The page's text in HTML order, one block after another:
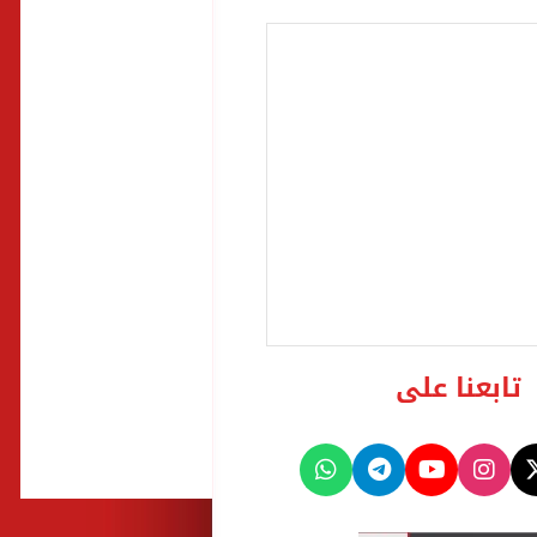
تابعنا على